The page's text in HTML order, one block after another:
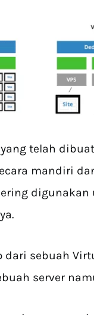
telah
mandiri
dari sebuah
server